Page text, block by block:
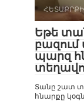
Եթե
բազում
պարզ
Տանը շատ
հնարքը